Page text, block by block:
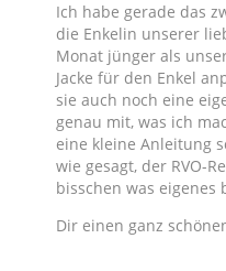
Ich habe gerade das
die Enkelin unserer
Monat jünger als
Jacke für den Enkel
sie auch noch eine
genau mit, was ich
eine kleine Anleitung
wie gesagt, der RVO-
bisschen was
Dir einen ganz